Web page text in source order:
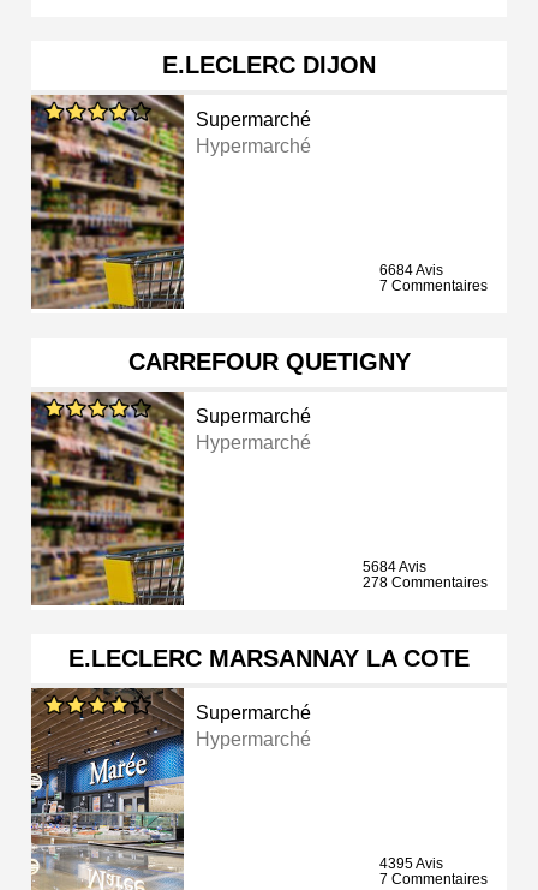
E.LECLERC DIJON
Supermarché
Hypermarché
6684 Avis
7 Commentaires
CARREFOUR QUETIGNY
Supermarché
Hypermarché
5684 Avis
278 Commentaires
E.LECLERC MARSANNAY LA COTE
Supermarché
Hypermarché
4395 Avis
7 Commentaires